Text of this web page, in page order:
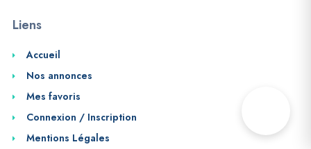
Liens
Accueil
Nos annonces
Mes favoris
Connexion / Inscription
Mentions Légales